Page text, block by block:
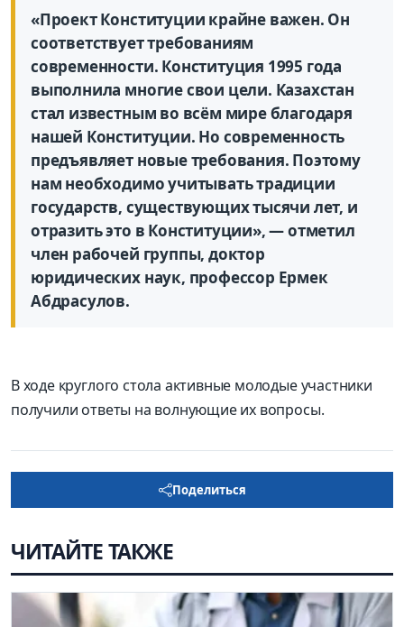
«Проект Конституции крайне важен. Он
соответствует требованиям
современности. Конституция 1995 года
выполнила многие свои цели. Казахстан
стал известным во всём мире благодаря
нашей Конституции. Но современность
предъявляет новые требования. Поэтому
нам необходимо учитывать традиции
государств, существующих тысячи лет, и
отразить это в Конституции», — отметил
член рабочей группы, доктор
юридических наук, профессор Ермек
Абдрасулов.
В ходе круглого стола активные молодые участники
получили ответы на волнующие их вопросы.
Поделиться
ЧИТАЙТЕ ТАКЖЕ